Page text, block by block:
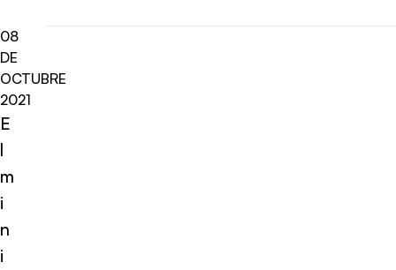
08
DE
OCTUBRE
2021
E
l
m
i
n
i